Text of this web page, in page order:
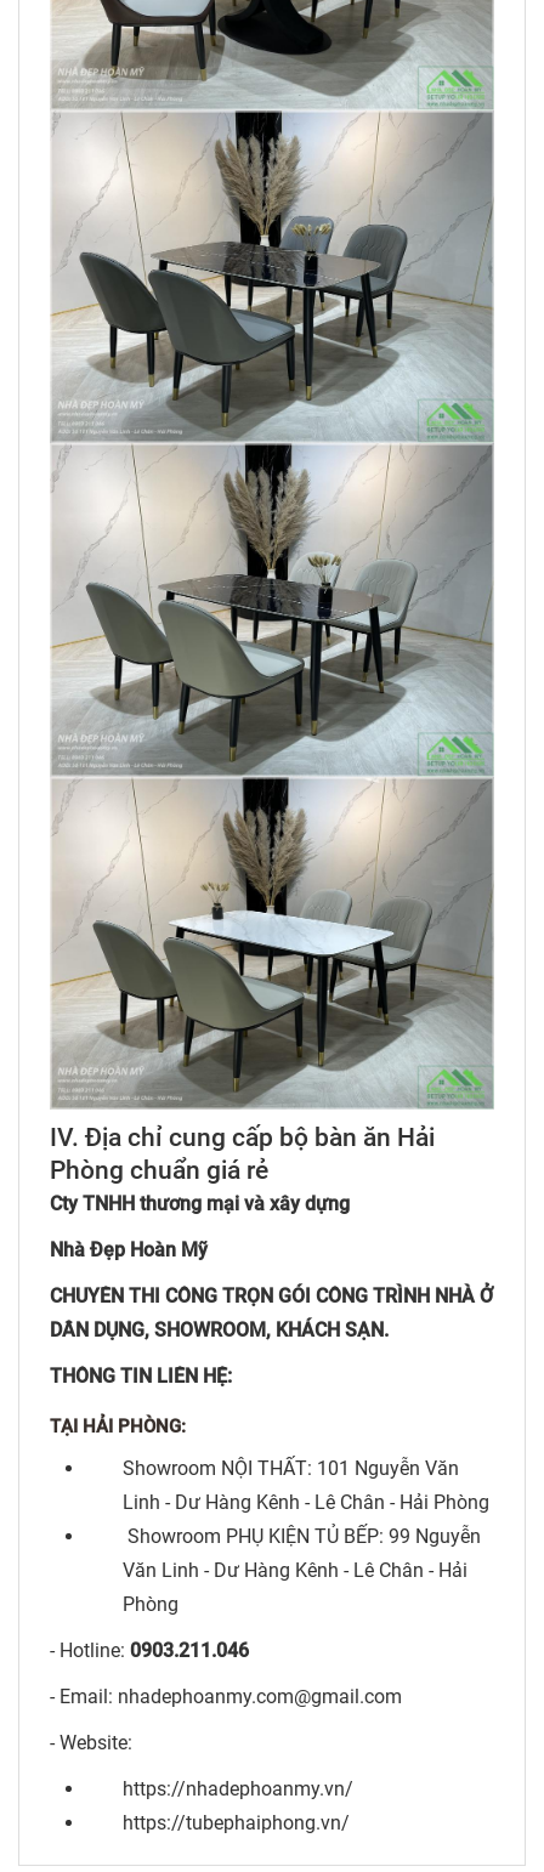
IV. Địa chỉ cung cấp bộ bàn ăn Hải
Phòng chuẩn giá rẻ
Cty TNHH thương mại và xây dựng
Nhà Đẹp Hoàn Mỹ
CHUYÊN THI CÔNG TRỌN GÓI CÔNG TRÌNH NHÀ Ở
DÂN DỤNG, SHOWROOM, KHÁCH SẠN.
THÔNG TIN LIÊN HỆ:
TẠI HẢI PHÒNG:
Showroom NỘI THẤT: 101 Nguyễn Văn
Linh - Dư Hàng Kênh - Lê Chân - Hải Phòng
Showroom PHỤ KIỆN TỦ BẾP: 99 Nguyễn
Văn Linh - Dư Hàng Kênh - Lê Chân - Hải
Phòng
- Hotline: 0903.211.046
- Email: nhadephoanmy.com@gmail.com
- Website:
https://nhadephoanmy.vn/
https://tubephaiphong.vn/